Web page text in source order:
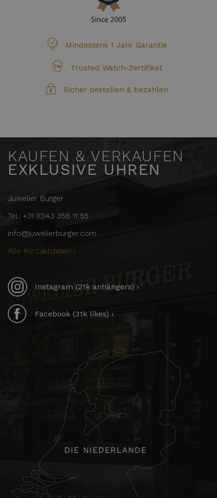
Mindestens 1 Jahr Garantie
Trusted Watch-Zertifikat
Sicher bestellen & bezahlen
KAUFEN & VERKAUFEN
EXKLUSIVE UHREN
Juwelier Burger
Tel.: +31 (0)43 358 11 55
info@juwelierburger.com
Alle Kontaktdaten ›
Instagram (21k anhängers) ›
Facebook (31k likes) ›